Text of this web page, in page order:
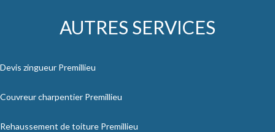
AUTRES SERVICES
Devis zingueur Premillieu
Couvreur charpentier Premillieu
Rehaussement de toiture Premillieu